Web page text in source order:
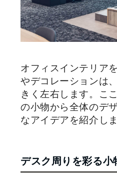
オフィスインテリア
やデコレーションは
きく左右します。こ
の小物から全体のデ
なアイデアを紹介しま
デスク周りを彩る小